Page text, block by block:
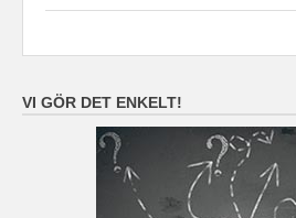
VI GÖR DET ENKELT!